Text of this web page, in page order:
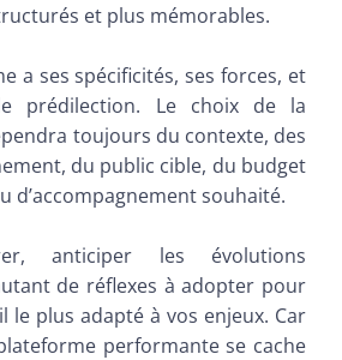
et plus mémorables.
a ses spécificités, ses forces, et
prédilection. Le choix de la
toujours du contexte, des
du public cible, du budget
d’accompagnement souhaité.
anticiper les évolutions
de réflexes à adopter pour
le plus adapté à vos enjeux. Car
performante se cache